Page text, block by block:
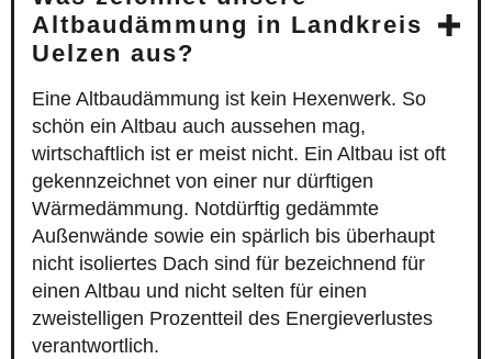
Altbaudämmung in Landkreis
Uelzen aus?
Eine Altbaudämmung ist kein Hexenwerk. So
schön ein Altbau auch aussehen mag,
wirtschaftlich ist er meist nicht. Ein Altbau ist oft
gekennzeichnet von einer nur dürftigen
Wärmedämmung. Notdürftig gedämmte
Außenwände sowie ein spärlich bis überhaupt
nicht isoliertes Dach sind für bezeichnend für
einen Altbau und nicht selten für einen
zweistelligen Prozentteil des Energieverlustes
verantwortlich.